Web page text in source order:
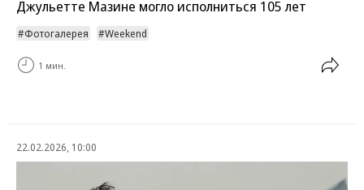
Джульетте Мазине могло исполниться 105 лет
Фотогалерея Weekend
1 мин.
22.02.2026, 10:00